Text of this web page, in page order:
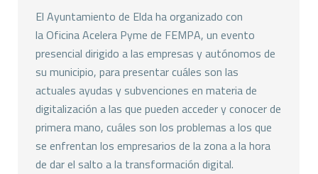
El Ayuntamiento de Elda ha organizado con
la Oficina Acelera Pyme de FEMPA, un evento
presencial dirigido a las empresas y autónomos de
su municipio, para presentar cuáles son las
actuales ayudas y subvenciones en materia de
digitalización a las que pueden acceder y conocer de
primera mano, cuáles son los problemas a los que
se enfrentan los empresarios de la zona a la hora
de dar el salto a la transformación digital.